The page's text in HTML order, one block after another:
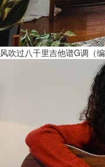
风吹过八千里吉他谱G调（